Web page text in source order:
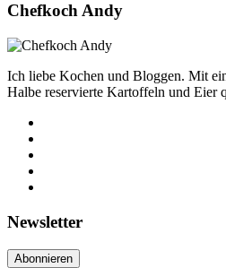
Chefkoch Andy
Ich liebe Kochen und Bloggen. Mit
Halbe reservierte Kartoffeln und Eier
Newsletter